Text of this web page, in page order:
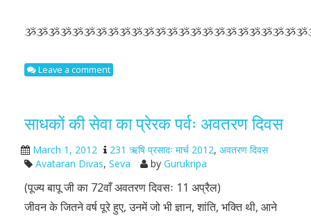
Leave a comment
साधकों की सेवा का प्रेरक पर्वः अवतरण दिवस
March 1, 2012 231 ऋषि प्रसादः मार्च 2012, अवतरण दिवस
Avataran Divas, Seva by Gurukripa
(पूज्य बापू जी का 72वाँ अवतरण दिवसः 11 अप्रैल)
जीवन के जितने वर्ष पूरे हुए, उनमें जो भी ज्ञान, शांति, भक्ति थी, आने